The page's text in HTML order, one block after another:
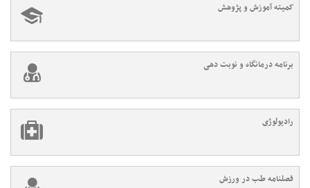
کمیته آموزش و پژوهش
برنامه درمانگاه و نوبت دهی
رادیولوژی
فصلنامه طب در ورزش